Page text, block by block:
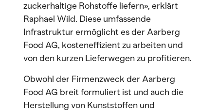
zuckerhaltige Rohstoffe liefern», erklärt
Raphael Wild. Diese umfassende
Infrastruktur ermöglicht es der Aarberg
Food AG, kosteneffizient zu arbeiten und
von den kurzen Lieferwegen zu profitieren.
Obwohl der Firmenzweck der Aarberg
Food AG breit formuliert ist und auch die
Herstellung von Kunststoffen und